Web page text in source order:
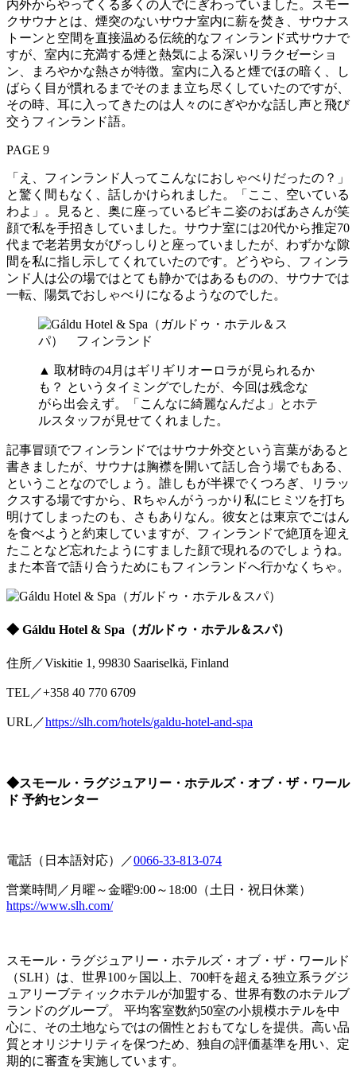
内外からやってくる多くの人でにぎわっていました。スモー
クサウナとは、煙突のないサウナ室内に薪を焚き、サウナス
トーンと空間を直接温める伝統的なフィンランド式サウナで
すが、室内に充満する煙と熱気による深いリラクゼーショ
ン、まろやかな熱さが特徴。室内に入ると煙でほの暗く、し
ばらく目が慣れるまでそのまま立ち尽くしていたのですが、
その時、耳に入ってきたのは人々のにぎやかな話し声と飛び
交うフィンランド語。
PAGE 9
「え、フィンランド人ってこんなにおしゃべりだったの？」
と驚く間もなく、話しかけられました。「ここ、空いている
わよ」。見ると、奥に座っているビキニ姿のおばあさんが笑
顔で私を手招きしていました。サウナ室には20代から推定70
代まで老若男女がびっしりと座っていましたが、わずかな隙
間を私に指し示してくれていたのです。どうやら、フィンラ
ンド人は公の場ではとても静かではあるものの、サウナでは
一転、陽気でおしゃべりになるようなのでした。
▲ 取材時の4月はギリギリオーロラが見られるか
も？ というタイミングでしたが、今回は残念な
がら出会えず。「こんなに綺麗なんだよ」とホテ
ルスタッフが見せてくれました。
記事冒頭でフィンランドではサウナ外交という言葉があると
書きましたが、サウナは胸襟を開いて話し合う場でもある、
ということなのでしょう。誰しもが半裸でくつろぎ、リラッ
クスする場ですから、Rちゃんがうっかり私にヒミツを打ち
明けてしまったのも、さもありなん。彼女とは東京でごはん
を食べようと約束していますが、フィンランドで絶頂を迎え
たことなど忘れたようにすました顔で現れるのでしょうね。
また本音で語り合うためにもフィンランドへ行かなくちゃ。
◆ Gáldu Hotel & Spa（ガルドゥ・ホテル＆スパ）
住所／Viskitie 1, 99830 Saariselkä, Finland
TEL／+358 40 770 6709
URL／https://slh.com/hotels/galdu-hotel-and-spa
◆スモール・ラグジュアリー・ホテルズ・オブ・ザ・ワール
ド 予約センター
電話（日本語対応）／0066-33-813-074
営業時間／月曜～金曜9:00～18:00（土日・祝日休業）
https://www.slh.com/
スモール・ラグジュアリー・ホテルズ・オブ・ザ・ワールド
（SLH）は、世界100ヶ国以上、700軒を超える独立系ラグジ
ュアリーブティックホテルが加盟する、世界有数のホテルブ
ランドのグループ。 平均客室数約50室の小規模ホテルを中
心に、その土地ならではの個性とおもてなしを提供。高い品
質とオリジナリティを保つため、独自の評価基準を用い、定
期的に審査を実施しています。